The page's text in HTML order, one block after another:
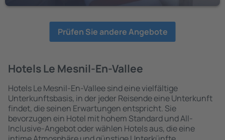
Prüfen Sie andere Angebote
Hotels Le Mesnil-En-Vallee
Hotels Le Mesnil-En-Vallee sind eine vielfältige
Unterkunftsbasis, in der jeder Reisende eine Unterkunft
findet, die seinen Erwartungen entspricht. Sie
bevorzugen ein Hotel mit hohem Standard und All-
Inclusive-Angebot oder wählen Hotels aus, die eine